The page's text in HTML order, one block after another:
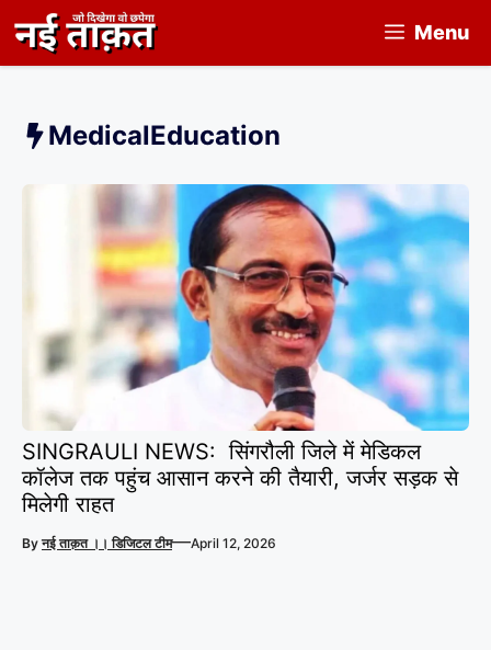
to
content
Menu
MedicalEducation
SINGRAULI NEWS: सिंगरौली जिले में मेडिकल
कॉलेज तक पहुंच आसान करने की तैयारी, जर्जर सड़क से
मिलेगी राहत
Byनई ताक़त ।। डिजिटल टीम—April 12, 2026